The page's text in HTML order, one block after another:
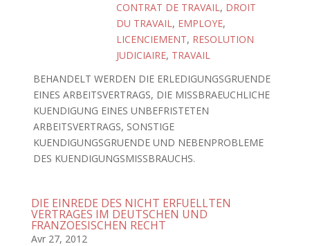
CONTRAT DE TRAVAIL, DROIT
DU TRAVAIL, EMPLOYE,
LICENCIEMENT, RESOLUTION
JUDICIAIRE, TRAVAIL
BEHANDELT WERDEN DIE ERLEDIGUNGSGRUENDE
EINES ARBEITSVERTRAGS, DIE MISSBRAEUCHLICHE
KUENDIGUNG EINES UNBEFRISTETEN
ARBEITSVERTRAGS, SONSTIGE
KUENDIGUNGSGRUENDE UND NEBENPROBLEME
DES KUENDIGUNGSMISSBRAUCHS.
DIE EINREDE DES NICHT ERFUELLTEN
VERTRAGES IM DEUTSCHEN UND
FRANZOESISCHEN RECHT
Avr 27, 2012